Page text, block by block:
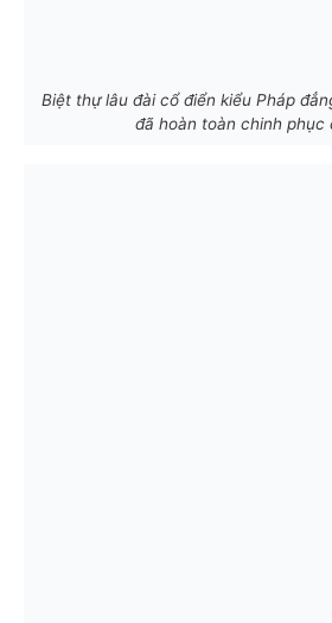
Biệt thự lâu đài cổ điển kiểu Pháp
đã hoàn toàn chinh phục